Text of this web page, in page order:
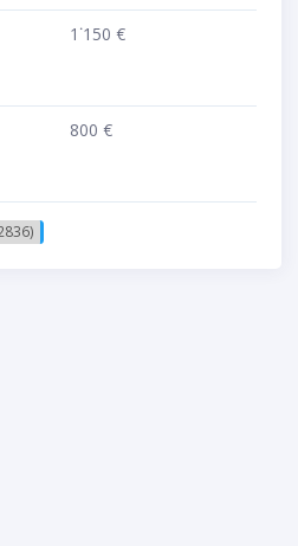
1˙150 €
800 €